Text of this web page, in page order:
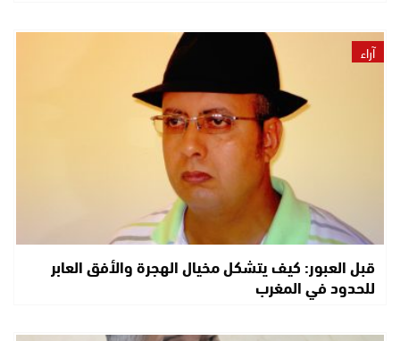
آراء
قبل العبور: كيف يتشكل مخيال الهجرة والأفق العابر
للحدود في المغرب